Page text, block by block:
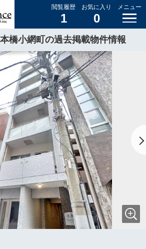
閲覧履歴
1
お気に入り
0
メニュー
橋小網町の過去掲載物件情報